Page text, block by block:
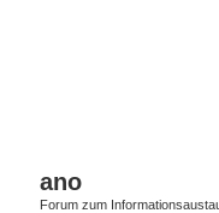
ano
Forum zum